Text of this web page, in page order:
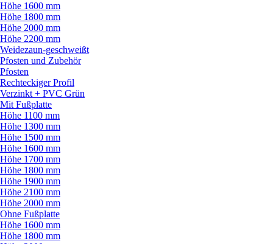
Höhe 1600 mm
Höhe 1800 mm
Höhe 2000 mm
Höhe 2200 mm
Weidezaun-geschweißt
Pfosten und Zubehör
Pfosten
Rechteckiger Profil
Verzinkt + PVC Grün
Mit Fußplatte
Höhe 1100 mm
Höhe 1300 mm
Höhe 1500 mm
Höhe 1600 mm
Höhe 1700 mm
Höhe 1800 mm
Höhe 1900 mm
Höhe 2100 mm
Höhe 2000 mm
Ohne Fußplatte
Höhe 1600 mm
Höhe 1800 mm